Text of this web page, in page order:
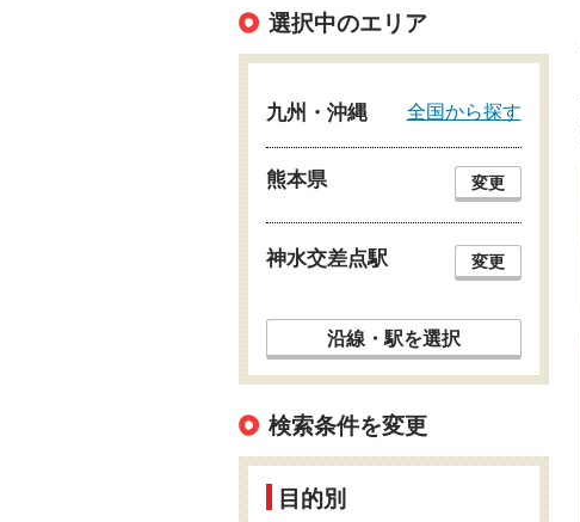
選択中のエリア
九州・沖縄 全国から探す
熊本県 変更
神水交差点駅 変更
沿線・駅を選択
検索条件を変更
目的別